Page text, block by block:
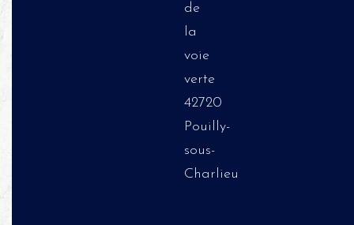
de
la
voie
verte
42720
Pouilly-
sous-
Charlieu